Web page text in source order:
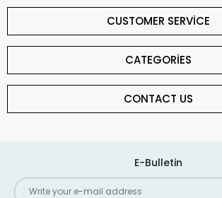
CUSTOMER SERVİCE
CATEGORİES
CONTACT US
E-Bulletin